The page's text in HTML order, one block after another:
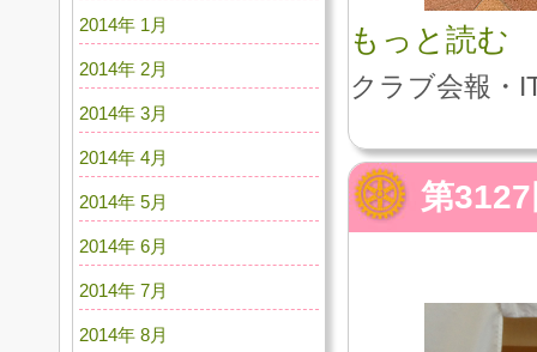
もっと読む
クラブ会報・
第
2014年 1月
2014年 2月
2014年 3月
2014年 4月
2014年 5月
2014年 6月
2014年 7月
2014年 8月